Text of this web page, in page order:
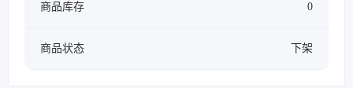
商品库存 0
商品状态 下架